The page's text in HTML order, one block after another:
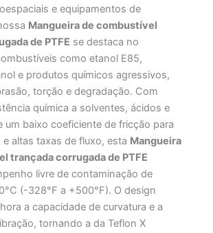
e equipamentos de
Mangueira de combustível
de PTFE se destaca no
como etanol E85,
e produtos químicos agressivos,
torção e degradação. Com
química a solventes, ácidos e
um baixo coeficiente de fricção para
altas taxas de fluxo, esta Mangueira
trançada corrugada de PTFE
livre de contaminação de
(-328°F a +500°F). O design
a capacidade de curvatura e a
tornando a da Teflon X